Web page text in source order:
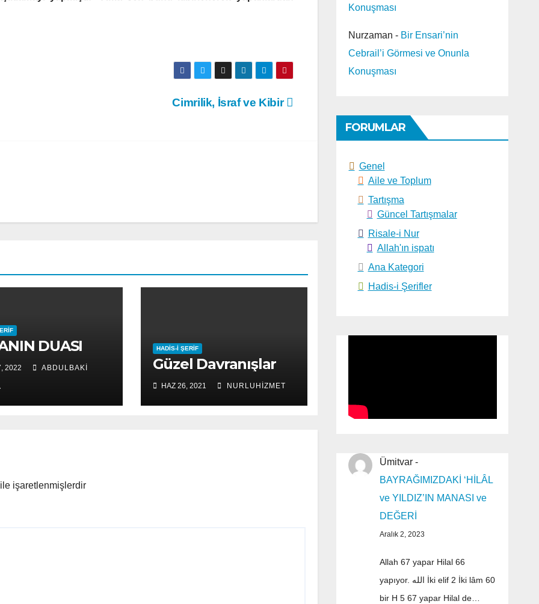
Cimrilik, İsraf ve Kibir
DUASI
2022 ABDULBAKI
HADIS-I ŞERIF
Güzel Davranışlar
HAZ 26, 2021 NURLUHIZMET
işaretlenmişlerdir
Konuşması
Nurzaman - Bir Ensari’nin
Cebrail’i Görmesi ve Onunla
Konuşması
FORUMLAR
Genel
Aile ve Toplum
Tartışma
Güncel Tartışmalar
Risale-i Nur
Allah'ın ispatı
Ana Kategori
Hadis-i Şerifler
Ümitvar-
BAYRAĞIMIZDAKİ ‘HİLÂL
ve YILDIZ’IN MANASI ve
DEĞERİ
Aralık 2, 2023
Allah 67 yapar Hilal 66
yapıyor. الله İki elif 2 İki lâm 60
bir H 5 67 yapar Hilal de…